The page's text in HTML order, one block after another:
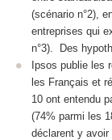
(scénario n°2),
entreprises qui
n°3). Des
Ipsos publie les
les Français et
10 ont entendu
(74% parmi les
déclarent y